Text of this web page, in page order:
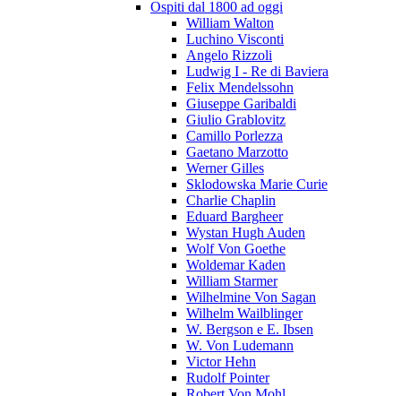
Ospiti dal 1800 ad oggi
William Walton
Luchino Visconti
Angelo Rizzoli
Ludwig I - Re di Baviera
Felix Mendelssohn
Giuseppe Garibaldi
Giulio Grablovitz
Camillo Porlezza
Gaetano Marzotto
Werner Gilles
Sklodowska Marie Curie
Charlie Chaplin
Eduard Bargheer
Wystan Hugh Auden
Wolf Von Goethe
Woldemar Kaden
William Starmer
Wilhelmine Von Sagan
Wilhelm Wailblinger
W. Bergson e E. Ibsen
W. Von Ludemann
Victor Hehn
Rudolf Pointer